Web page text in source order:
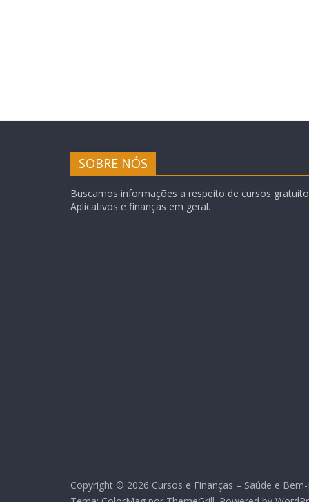
SOBRE NÓS
Buscamos informações a respeito de cursos
Aplicativos e finanças em geral.
Copyright © 2026 Cursos e Finanças – Saúde e